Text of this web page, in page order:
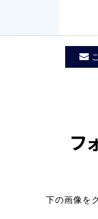
合
フ
下の画像を